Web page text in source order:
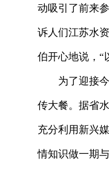
动吸引了前来
诉人们江苏水
伯开心地说，“
为了迎接今
传大餐。据省
充分利用新兴
情知识做一期